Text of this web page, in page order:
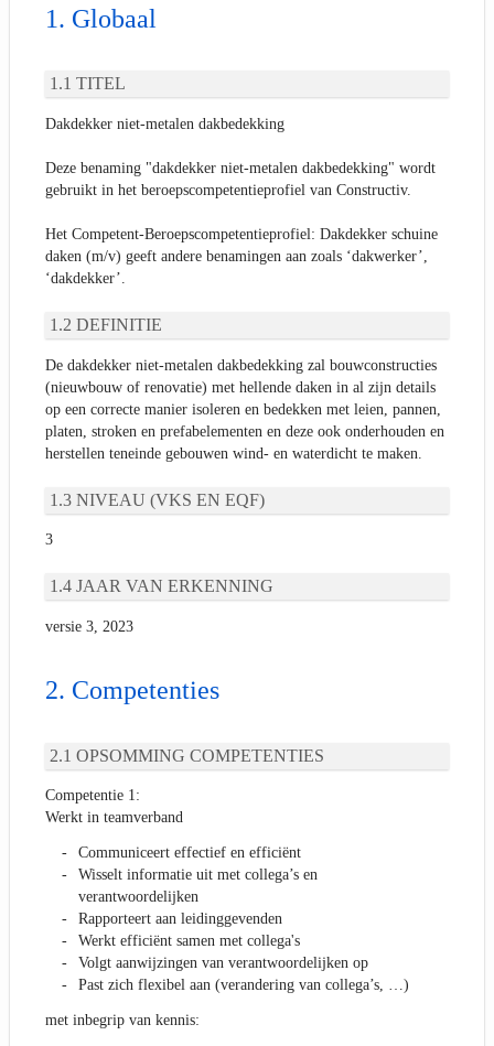
Globaal
TITEL
Dakdekker niet-metalen dakbedekking
Deze benaming "dakdekker niet-metalen dakbedekking" wordt
gebruikt in het beroepscompetentieprofiel van Constructiv.
Het Competent-Beroepscompetentieprofiel: Dakdekker schuine
daken (m/v) geeft andere benamingen aan zoals ‘dakwerker’,
‘dakdekker’.
DEFINITIE
De dakdekker niet-metalen dakbedekking zal bouwconstructies
(nieuwbouw of renovatie) met hellende daken in al zijn details
op een correcte manier isoleren en bedekken met leien, pannen,
platen, stroken en prefabelementen en deze ook onderhouden en
herstellen teneinde gebouwen wind- en waterdicht te maken.
NIVEAU (VKS EN EQF)
3
JAAR VAN ERKENNING
versie 3, 2023
Competenties
OPSOMMING COMPETENTIES
Competentie 1:
Werkt in teamverband
Communiceert effectief en efficiënt
Wisselt informatie uit met collega’s en
verantwoordelijken
Rapporteert aan leidinggevenden
Werkt efficiënt samen met collega's
Volgt aanwijzingen van verantwoordelijken op
Past zich flexibel aan (verandering van collega’s, …)
met inbegrip van kennis: